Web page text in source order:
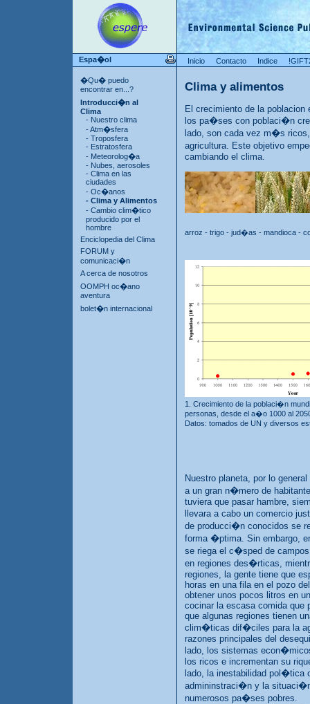
Espa�ol Inicio Contacto Indice
�Qu� puedo
encontrar en...?
Introducci�n al
Clima
- Nuestro clima
- Atm�sfera
- Troposfera
- Estratosfera
- Meteorolog�a
- Nubes, aerosoles
- Clima en las
ciudades
- Oc�anos
- Clima y Alimentos
- Cambio clim�tico
producido por el
hombre
Enciclopedia del Clima
FORUM y
comunicaci�n
A cerca de nosotros
OOMPH oc�ano
aventura
bolet�n internacional
Clima y alimentos
El crecimiento de la
los pa�ses con poblaci�n
lado, son cada vez m�s
agricultura. Este objetivo
cambiando el clima.
arroz - trigo - jud�as - mandioca -
1. Crecimiento de la poblaci�n
personas, desde el a�o 1000 al
Datos: tomados de UN y diversos
Nuestro planeta, por lo
a un gran n�mero de
tuviera que pasar hambre,
llevara a cabo un comercio
de producci�n conocidos se
forma �ptima. Sin embargo,
se riega el c�sped de
en regiones des�rticas,
regiones, la gente tiene que
horas en una fila en el pozo
obtener unos pocos litros en
cocinar la escasa comida que
que algunas regiones tienen
clim�ticas dif�ciles para la
razones principales del
lado, los sistemas
los ricos e incrementan su
lado, la inestabilidad pol�tica
admininstraci�n y la
numerosos pa�ses pobres.